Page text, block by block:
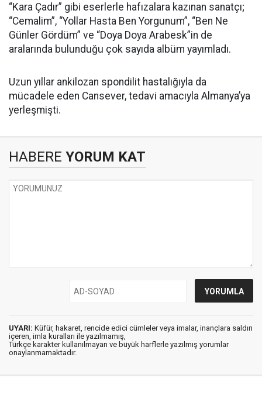
“Kara Çadır” gibi eserlerle hafızalara kazınan sanatçı;
“Cemalim”, “Yollar Hasta Ben Yorgunum”, “Ben Ne
Günler Gördüm” ve “Doya Doya Arabesk”in de
aralarında bulunduğu çok sayıda albüm yayımladı.
Uzun yıllar ankilozan spondilit hastalığıyla da
mücadele eden Cansever, tedavi amacıyla Almanya’ya
yerleşmişti.
HABERE YORUM KAT
UYARI: Küfür, hakaret, rencide edici cümleler veya imalar, inançlara saldırı
içeren, imla kuralları ile yazılmamış,
Türkçe karakter kullanılmayan ve büyük harflerle yazılmış yorumlar
onaylanmamaktadır.